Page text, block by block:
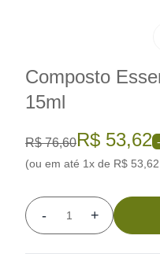
Composto
15ml
R$ 76,60R$ 53,62
(ou em até 1x de R$
-
Quantidade +